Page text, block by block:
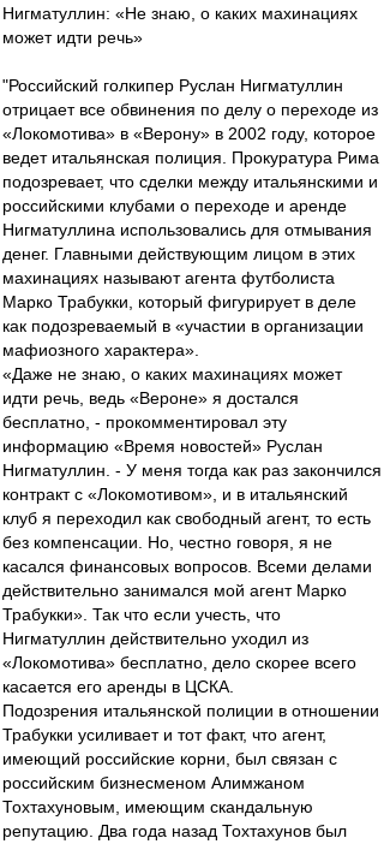
Нигматуллин: «Не знаю, о каких махинациях
может идти речь»
"Российский голкипер Руслан Нигматуллин
отрицает все обвинения по делу о переходе из
«Локомотива» в «Верону» в 2002 году, которое
ведет итальянская полиция. Прокуратура Рима
подозревает, что сделки между итальянскими и
российскими клубами о переходе и аренде
Нигматуллина использовались для отмывания
денег. Главными действующим лицом в этих
махинациях называют агента футболиста
Марко Трабукки, который фигурирует в деле
как подозреваемый в «участии в организации
мафиозного характера».
«Даже не знаю, о каких махинациях может
идти речь, ведь «Вероне» я достался
бесплатно, - прокомментировал эту
информацию «Время новостей» Руслан
Нигматуллин. - У меня тогда как раз закончился
контракт с «Локомотивом», и в итальянский
клуб я переходил как свободный агент, то есть
без компенсации. Но, честно говоря, я не
касался финансовых вопросов. Всеми делами
действительно занимался мой агент Марко
Трабукки». Так что если учесть, что
Нигматуллин действительно уходил из
«Локомотива» бесплатно, дело скорее всего
касается его аренды в ЦСКА.
Подозрения итальянской полиции в отношении
Трабукки усиливает и тот факт, что агент,
имеющий российские корни, был связан с
российским бизнесменом Алимжаном
Тохтахуновым, имеющим скандальную
репутацию. Два года назад Тохтахунов был